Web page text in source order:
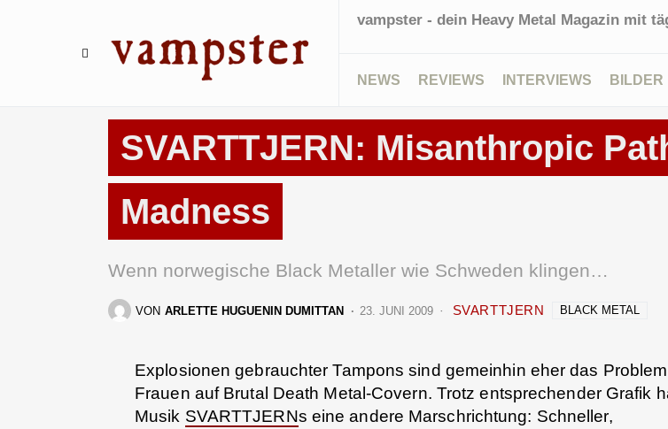
vampster - dein Heavy Metal Magazin mit
NEWS REVIEWS INTERVIEWS BILDER
SVARTTJERN: Misanthropic
Madness
Wenn norwegische Black Metaller wie Schweden klingen…
VON ARLETTE HUGUENIN DUMITTAN 23. JUNI 2009 SVARTTJERN BLACK METAL
Explosionen gebrauchter Tampons sind gemeinhin eher das
Frauen auf Brutal Death Metal-Covern. Trotz entsprechender Grafik
Musik SVARTTJERNs eine andere Marschrichtung: Schneller,